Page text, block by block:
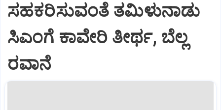
ಸಹಕರಿಸುವಂತೆ ತಮಿಳುನಾಡು
ಸಿಎಂಗೆ ಕಾವೇರಿ ತೀರ್ಥ, ಬೆಲ್ಲ
ರವಾನೆ